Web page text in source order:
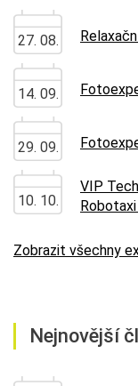
27. 08.
14. 09.
29. 09.
10. 10.
VIP
Zobrazit všechny
Nejnovější